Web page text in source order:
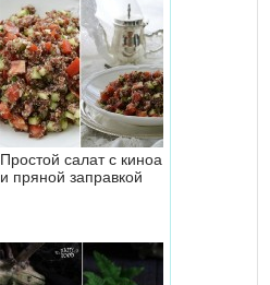
Простой салат с киноа
и пряной заправкой